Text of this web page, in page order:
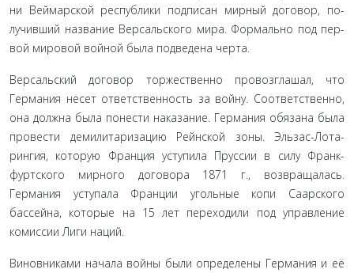
ни Веймарской республики подписан мирный договор, по­
лучивший название Версальского мира. Формально под пер­
вой мировой войной была подведена черта.
Версальский договор торжественно провозглашал, что
Германия несет ответственность за войну. Соответственно,
она должна была понести наказание. Германия обязана была
провести демилитаризацию Рейнской зоны. Эльзас-Лота­
рингия, которую Франция уступила Пруссии в силу Франк­
фуртского мирного договора 1871 г., возвращалась.
Германия уступала Франции угольные копи Саарского
бассейна, которые на 15 лет переходили под управление
комиссии Лиги на­ций.
Виновниками начала войны были определены Германия и её